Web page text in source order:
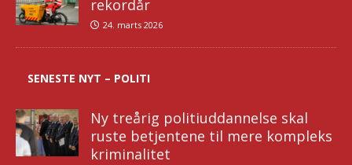
rekordår
24. marts 2026
SENESTE NYT – POLITI
Ny treårig politiuddannelse skal
ruste betjentene til mere kompleks
kriminalitet